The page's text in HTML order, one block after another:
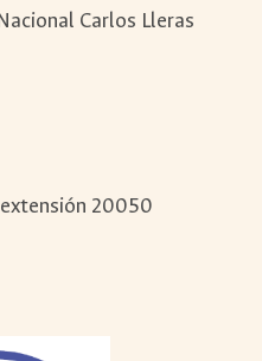
Carlos Lleras
20050